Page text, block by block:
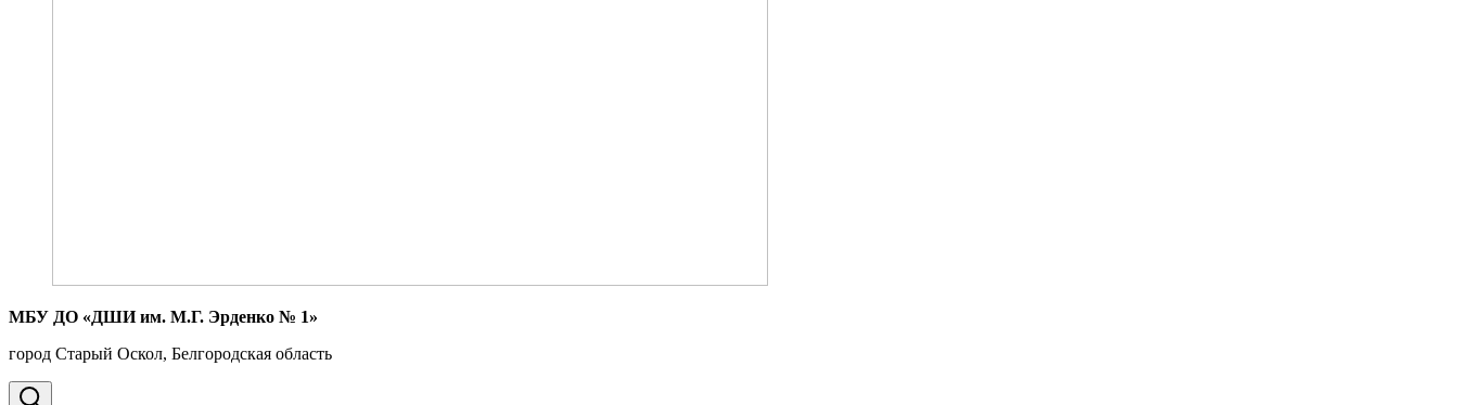
МБУ ДО «ДШИ им. М.Г. Эрденко № 1»
город Старый Оскол, Белгородская область